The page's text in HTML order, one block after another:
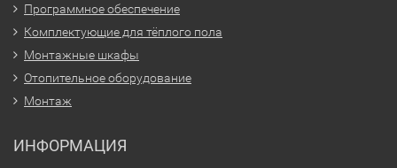
Программное обеспечение
Комплектующие для тёплого пола
Монтажные шкафы
Отопительное оборудование
Монтаж
ИНФОРМАЦИЯ